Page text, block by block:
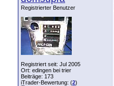
Registrierter Benutzer
Registriert seit: Jul 2005
Ort: edingen bei trier
Beiträge: 173
iTrader-Bewertung: (2)